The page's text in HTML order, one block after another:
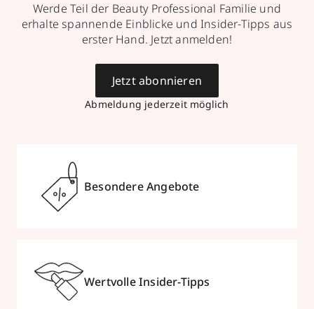
Werde Teil der Beauty Professional Familie und
erhalte spannende Einblicke und Insider-Tipps aus
erster Hand. Jetzt anmelden!
Abmeldung jederzeit möglich
Jetzt abonnieren
Besondere Angebote
Wertvolle Insider-Tipps